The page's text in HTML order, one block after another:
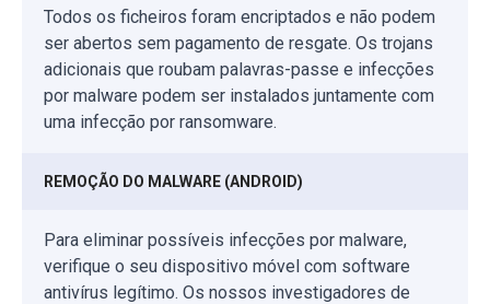
Todos os ficheiros foram encriptados e não podem
ser abertos sem pagamento de resgate. Os trojans
adicionais que roubam palavras-passe e infecções
por malware podem ser instalados juntamente com
uma infecção por ransomware.
REMOÇÃO DO MALWARE (ANDROID)
Para eliminar possíveis infecções por malware,
verifique o seu dispositivo móvel com software
antivírus legítimo. Os nossos investigadores de